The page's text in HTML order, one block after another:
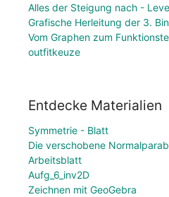
Alles der Steigung nach -
Grafische Herleitung der 3.
Vom Graphen zum
outfitkeuze
Entdecke Materialien
Symmetrie - Blatt
Die verschobene
Arbeitsblatt
Aufg_6_inv2D
Zeichnen mit GeoGebra